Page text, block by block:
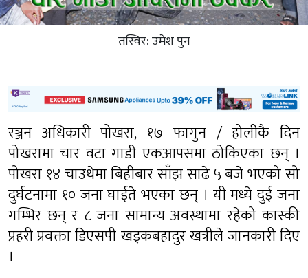
तस्विर: उमेश पुन
रञ्जन अधिकारी पोखरा, १७ फागुन / होलीकै दिन
पोखरामा चार वटा गाडी एकआपसमा ठोकिएका छन् ।
पोखरा १४ चाउथेमा बिहीबार साँझ साढे ५ बजे भएको सो
दुर्घटनामा १० जना घाईते भएका छन् । यी मध्ये दुई जना
गम्भिर छन् र ८ जना सामान्य अवस्थामा रहेको कास्की
प्रहरी प्रवक्ता डिएसपी खड्कबहादुर खत्रीले जानकारी दिए
।